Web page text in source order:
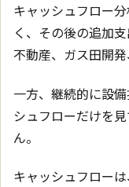
キャッシュフロー
く、その後の追加
不動産、ガス田開発
一方、継続的に設
シュフローだけを
ん。
キャッシュフロー